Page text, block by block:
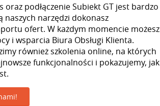
oraz podłączenie Subiekt GT jest bardzo
naszych narzędzi dokonasz
ofert. W każdym momencie możesz
i wsparcia Biura Obsługi Klienta.
również szkolenia online, na których
funkcjonalności i pokazujemy, jak